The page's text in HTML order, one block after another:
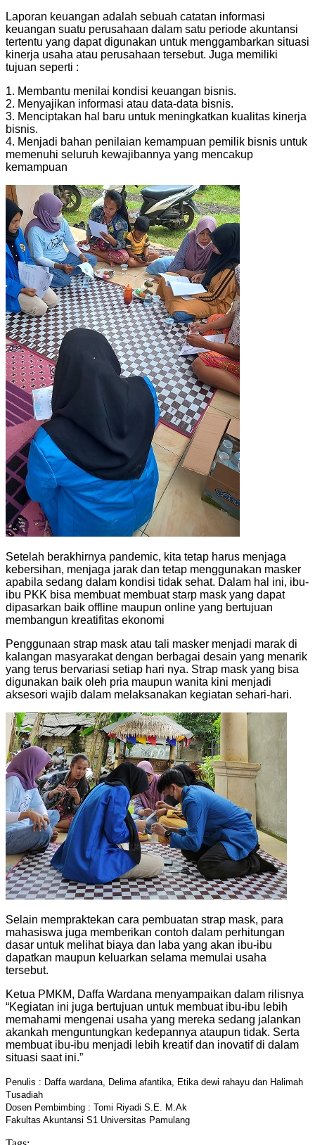
Laporan keuangan adalah sebuah catatan informasi
keuangan suatu perusahaan dalam satu periode akuntansi
tertentu yang dapat digunakan untuk menggambarkan situasi
kinerja usaha atau perusahaan tersebut. Juga memiliki
tujuan seperti :
1. Membantu menilai kondisi keuangan bisnis.
2. Menyajikan informasi atau data-data bisnis.
3. Menciptakan hal baru untuk meningkatkan kualitas kinerja
bisnis.
4. Menjadi bahan penilaian kemampuan pemilik bisnis untuk
memenuhi seluruh kewajibannya yang mencakup
kemampuan
Setelah berakhirnya pandemic, kita tetap harus menjaga
kebersihan, menjaga jarak dan tetap menggunakan masker
apabila sedang dalam kondisi tidak sehat. Dalam hal ini, ibu-
ibu PKK bisa membuat membuat starp mask yang dapat
dipasarkan baik offline maupun online yang bertujuan
membangun kreatifitas ekonomi
Penggunaan strap mask atau tali masker menjadi marak di
kalangan masyarakat dengan berbagai desain yang menarik
yang terus bervariasi setiap hari nya. Strap mask yang bisa
digunakan baik oleh pria maupun wanita kini menjadi
aksesori wajib dalam melaksanakan kegiatan sehari-hari.
Selain mempraktekan cara pembuatan strap mask, para
mahasiswa juga memberikan contoh dalam perhitungan
dasar untuk melihat biaya dan laba yang akan ibu-ibu
dapatkan maupun keluarkan selama memulai usaha
tersebut.
Ketua PMKM, Daffa Wardana menyampaikan dalam rilisnya
“Kegiatan ini juga bertujuan untuk membuat ibu-ibu lebih
memahami mengenai usaha yang mereka sedang jalankan
akankah menguntungkan kedepannya ataupun tidak. Serta
membuat ibu-ibu menjadi lebih kreatif dan inovatif di dalam
situasi saat ini.”
Penulis : Daffa wardana, Delima afantika, Etika dewi rahayu dan Halimah
Tusadiah
Dosen Pembimbing : Tomi Riyadi S.E. M.Ak
Fakultas Akuntansi S1 Universitas Pamulang